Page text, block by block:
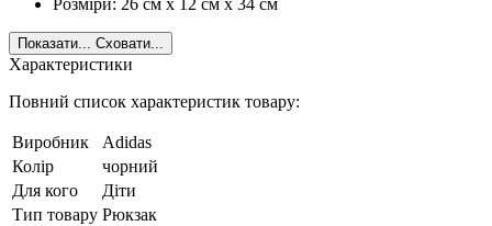
Показати... Сховати...
Характеристики
Повний список характеристик товару:
Виробник
Adidas
Колір
чорний
Для кого
Діти
Тип товару Рюкзак